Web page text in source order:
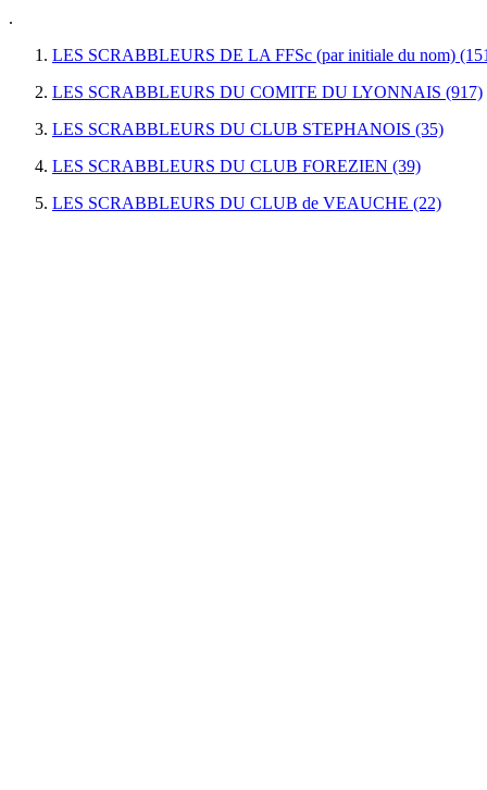
.
LES SCRABBLEURS DE LA FFSc (par initiale du nom)
LES SCRABBLEURS DU COMITE DU LYONNAIS (917)
LES SCRABBLEURS DU CLUB STEPHANOIS (35)
LES SCRABBLEURS DU CLUB FOREZIEN (39)
LES SCRABBLEURS DU CLUB de VEAUCHE (22)